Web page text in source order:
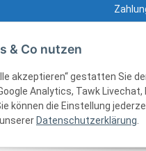
& Co nutzen
akzeptieren“ gestatten Sie
Analytics, Tawk
können die Einstellung
Datenschutzerklärung.